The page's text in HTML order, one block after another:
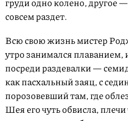
совсем раздет.
Всю свою жизнь мистер
утро занимался плаванием,
посреди раздевалки —
как пасхальный заяц, с
порозовевший там, где
Шея его чуть обвисла, плечи